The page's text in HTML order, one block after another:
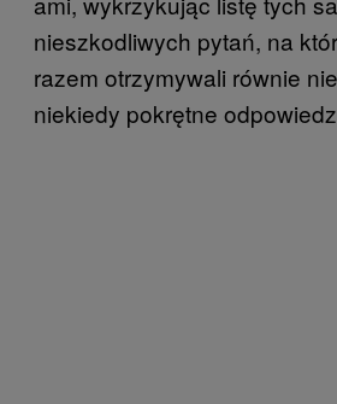
nieszkodliwych pytań, na
razem otrzymywali równie
niekiedy pokrętne